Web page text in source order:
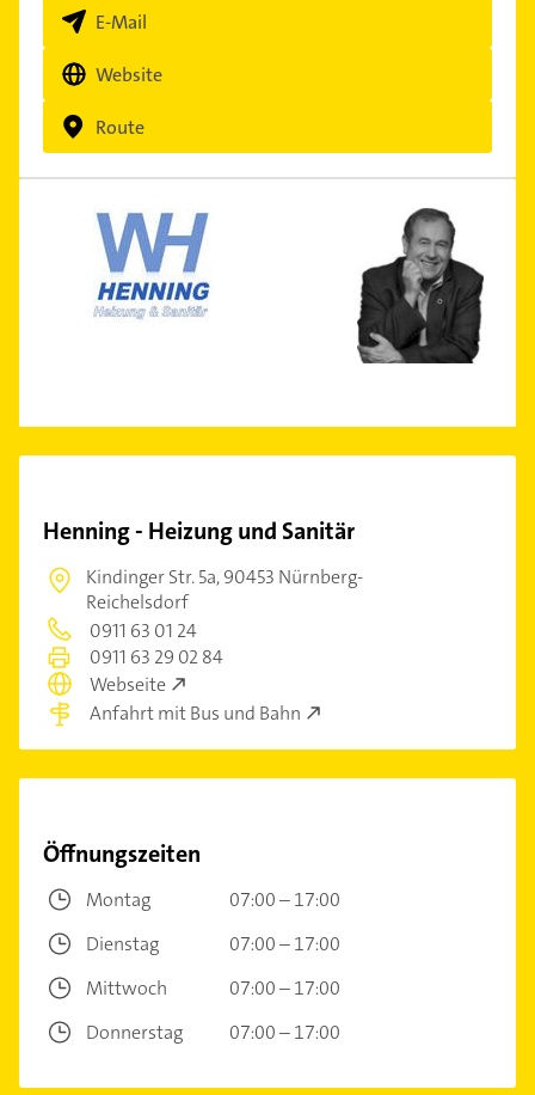
E-Mail
Website
Route
Henning - Heizung und Sanitär
Kindinger Str. 5a,90453 Nürnberg-
Reichelsdorf
0911 63 01 24
0911 63 29 02 84
Webseite
Anfahrt mit Bus und Bahn
Öffnungszeiten
Montag
07:00 – 17:00
Dienstag
07:00 – 17:00
Mittwoch
07:00 – 17:00
Donnerstag
07:00 – 17:00